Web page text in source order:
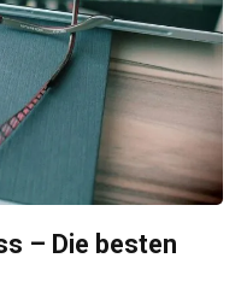
– Die besten